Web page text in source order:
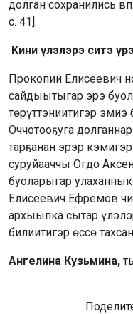
долган сохранились
с. 41].
Кини үлэлэрэ ситэ
Прокопий Елисеевич
сайдыытыгар эрэ
төрүттэниитигэр
Оччотооҕуга
тарҕанан эрэр кэмигэр
суруйааччы Огдо
буоларыгар
Елисеевич Ефремов
архыыпка сытар
билиитигэр өссө
Ангелина Кузьмина,